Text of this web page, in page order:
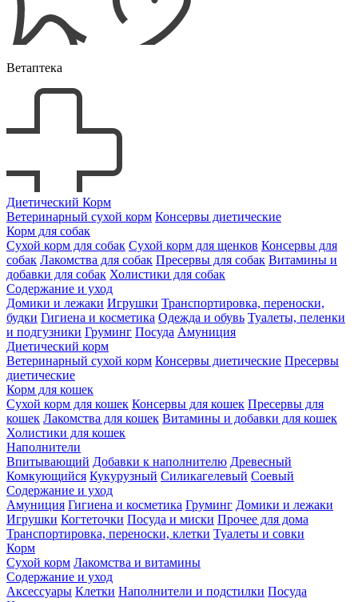
Ветаптека
Диетический Корм
Ветеринарный сухой корм Консервы диетические
Корм для собак
Сухой корм для собак Сухой корм для щенков Консервы для
собак Лакомства для собак Пресервы для собак Витамины и
добавки для собак Холистики для собак
Содержание и уход
Домики и лежаки Игрушки Транспортировка, переноски,
будки Гигиена и косметика Одежда и обувь Туалеты, пеленки
и подгузники Груминг Посуда Амуниция
Диетический корм
Ветеринарный сухой корм Консервы диетические Пресервы
диетические
Корм для кошек
Сухой корм для кошек Консервы для кошек Пресервы для
кошек Лакомства для кошек Витамины и добавки для кошек
Холистики для кошек
Наполнители
Впитывающий Добавки к наполнителю Древесный
Комкующийся Кукурузный Силикагелевый Соевый
Содержание и уход
Амуниция Гигиена и косметика Груминг Домики и лежаки
Игрушки Когтеточки Посуда и миски Прочее для дома
Транспортировка, переноски, клетки Туалеты и совки
Корм
Сухой корм Лакомства и витамины
Содержание и уход
Аксессуары Клетки Наполнители и подстилки Посуда